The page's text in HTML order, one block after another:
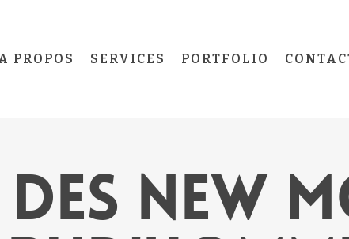
PROPOS SERVICES PORTFOLIO
DES NEW